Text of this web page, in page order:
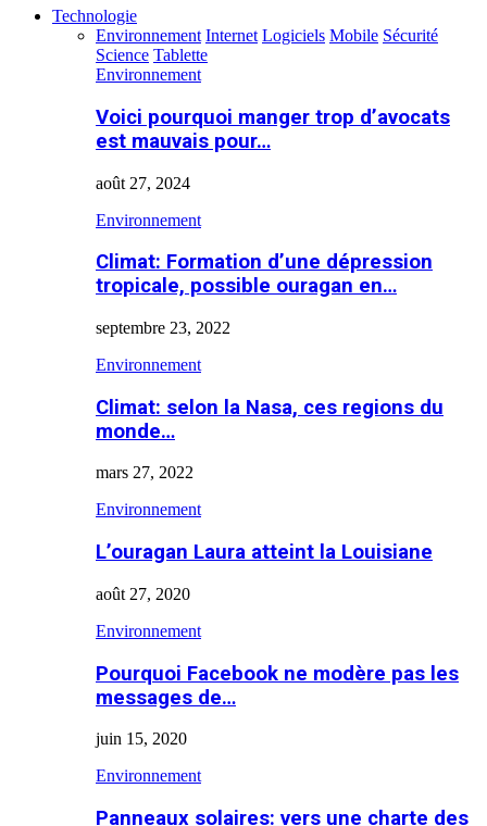
Technologie
Environnement Internet Logiciels Mobile Sécurité
Science Tablette
Environnement
Voici pourquoi manger trop d’avocats
est mauvais pour…
août 27, 2024
Environnement
Climat: Formation d’une dépression
tropicale, possible ouragan en…
septembre 23, 2022
Environnement
Climat: selon la Nasa, ces regions du
monde…
mars 27, 2022
Environnement
L’ouragan Laura atteint la Louisiane
août 27, 2020
Environnement
Pourquoi Facebook ne modère pas les
messages de…
juin 15, 2020
Environnement
Panneaux solaires: vers une charte des